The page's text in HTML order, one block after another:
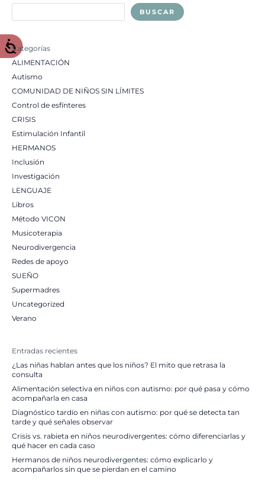
BUSCAR
Categorías
ALIMENTACIÓN
Autismo
COMUNIDAD DE NIÑOS SIN LÍMITES
Control de esfínteres
CRISIS
Estimulación Infantil
HERMANOS
Inclusión
Investigación
LENGUAJE
Libros
Método VICON
Musicoterapia
Neurodivergencia
Redes de apoyo
SUEÑO
Supermadres
Uncategorized
Verano
Entradas recientes
¿Las niñas hablan antes que los niños? El mito que retrasa la
consulta
Alimentación selectiva en niños con autismo: por qué pasa y cómo
acompañarla en casa
Diagnóstico tardío en niñas con autismo: por qué se detecta tan
tarde y qué señales observar
Crisis vs. rabieta en niños neurodivergentes: cómo diferenciarlas y
qué hacer en cada caso
Hermanos de niños neurodivergentes: cómo explicarlo y
acompañarlos sin que se pierdan en el camino